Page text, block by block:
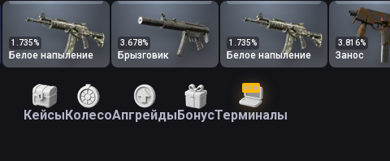
1.735%
Белое напыление
3.678%
Брызговик
1.735%
Белое напыление
3.816%
Занос
КейсыКолесоАпгрейдыБонус
NEW
Терминалы